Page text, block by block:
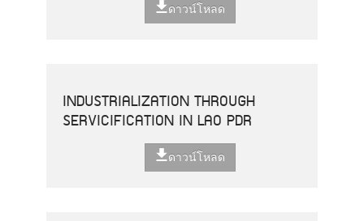
ดาวน์โหลด
INDUSTRIALIZATION THROUGH
SERVICIFICATION IN LAO PDR
ดาวน์โหลด